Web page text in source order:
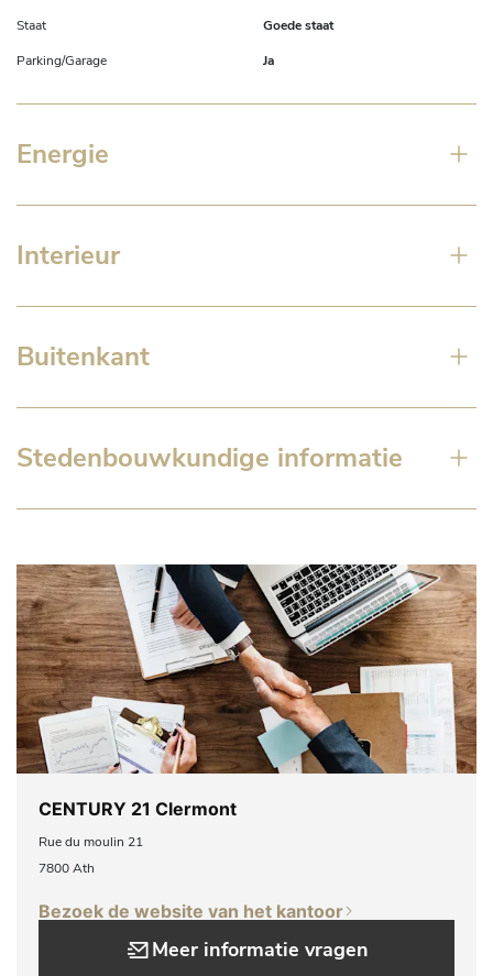
Staat
Goede staat
Parking/Garage
Ja
Energie
Interieur
Buitenkant
Stedenbouwkundige informatie
CENTURY 21 Clermont
Rue du moulin 21
7800 Ath
Bezoek de website van het kantoor
Meer informatie vragen